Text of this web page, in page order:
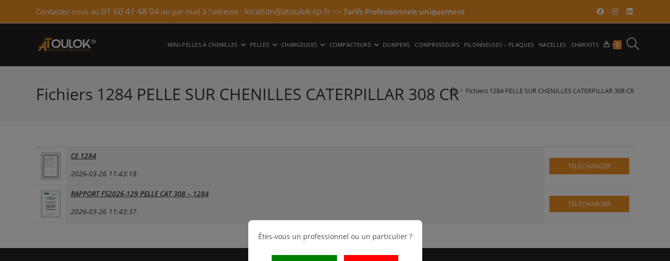
Contactez-nous au 01 60 41 48 04 ou par mail à l'adresse : location@atoulok-tp.fr >> Tarifs Professionnels uniquement​
MINI-PELLES À CHENILLES PELLES CHARGEUSES COMPACTEURS DUMPERS COMPRESSEURS PILONNEUSES – PLAQUES NACELLES CHARIOTS 0 TOGGLE
WEBSITE
Fichiers 1284 PELLE SUR CHENILLES CATERPILLAR 308 CR> Fichiers 1284 PELLE SUR CHENILLES CATERPILLAR 308 CR
CE 1284
2026-03-26 11:43:18
TÉLÉCHARGER
RAPPORT FS2026-129 PELLE CAT 308 – 1284
2026-03-26 11:43:37
TÉLÉCHARGER
Êtes-vous un professionnel ou un particulier ?